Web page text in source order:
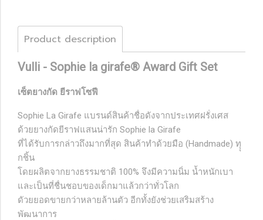
Product description
Vulli - Sophie la girafe® Award Gift Set
เซ็ตยางกัด ยีราฟโซฟี
Sophie La Girafe แบรนด์สินค้าชื่อดังจากประเทศฝรั่งเศส
ด้วยยางกัดยีราฟแสนน่ารัก Sophie la Girafe
ที่ได้รับการกล่าวถึงมากที่สุด สินค้าทำด้วยมือ (Handmade) ทุุ
กชิ้น
โดยผลิตจากยางธรรมชาติ 100% จึงมีความนิ่ม น้ำหนักเบา
และเป็นที่ชื่นชอบของเด็กมาแล้วกว่าทั่วโลก
ดัวยยอดขายกว่าหลายล้านตัว อีกทั้งยังช่วยเสริมสร้าง
พัฒนาการ